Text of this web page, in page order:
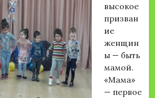
высокое
призван
ие
женщин
ы — быть
мамой.
«Мама»
— первое